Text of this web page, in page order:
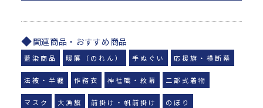
関連商品・おすすめ商品
藍染商品 暖簾（のれん） 手ぬぐい 応援旗・横断幕
法被・半纏 作務衣 神社幟・紋幕 二部式着物
マスク 大漁旗 前掛け・帆前掛け のぼり